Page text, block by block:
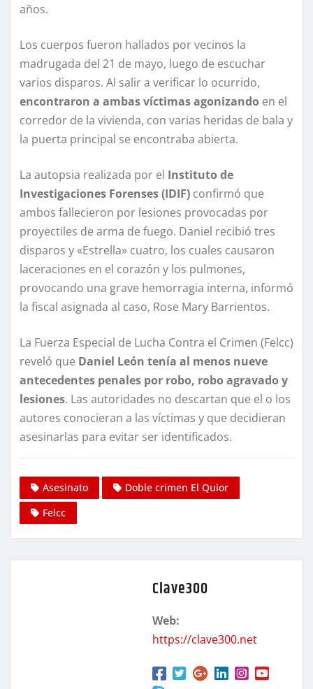
años.
Los cuerpos fueron hallados por vecinos la
madrugada del 21 de mayo, luego de escuchar
varios disparos. Al salir a verificar lo ocurrido,
encontraron a ambas víctimas agonizando en el
corredor de la vivienda, con varias heridas de bala y
la puerta principal se encontraba abierta.
La autopsia realizada por el Instituto de
Investigaciones Forenses (IDIF) confirmó que
ambos fallecieron por lesiones provocadas por
proyectiles de arma de fuego. Daniel recibió tres
disparos y «Estrella» cuatro, los cuales causaron
laceraciones en el corazón y los pulmones,
provocando una grave hemorragia interna, informó
la fiscal asignada al caso, Rose Mary Barrientos.
La Fuerza Especial de Lucha Contra el Crimen (Felcc)
reveló que Daniel León tenía al menos nueve
antecedentes penales por robo, robo agravado y
lesiones. Las autoridades no descartan que el o los
autores conocieran a las víctimas y que decidieran
asesinarlas para evitar ser identificados.
Asesinato
Doble crimen El Quior
Felcc
Clave300
Web:
https://clave300.net